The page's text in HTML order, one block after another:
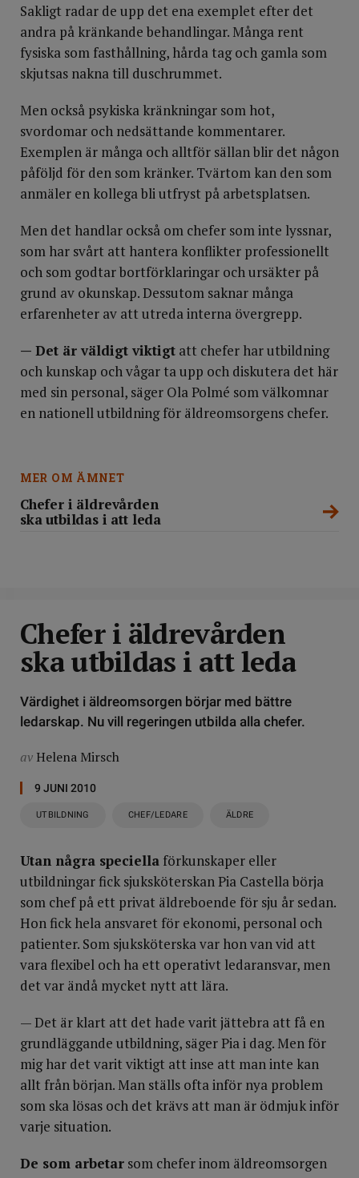
Sakligt radar de upp det ena exemplet efter det
andra på kränkande behandlingar. Många rent
fysiska som fasthållning, hårda tag och gamla som
skjutsas nakna till duschrummet.
Men också psykiska kränkningar som hot,
svordomar och nedsättande kommentarer.
Exemplen är många och alltför sällan blir det någon
påföljd för den som kränker. Tvärtom kan den som
anmäler en kollega bli utfryst på arbetsplatsen.
Men det handlar också om chefer som inte lyssnar,
som har svårt att hantera konflikter professionellt
och som godtar bortförklaringar och ursäkter på
grund av okunskap. Dessutom saknar många
erfarenheter av att utreda interna övergrepp.
— Det är väldigt viktigt att chefer har utbildning
och kunskap och vågar ta upp och diskutera det här
med sin personal, säger Ola Polmé som välkomnar
en nationell utbildning för äldreomsorgens chefer.
MER OM ÄMNET
Chefer i äldrevården
ska utbildas i att leda
Chefer i äldrevården
ska utbildas i att leda
Värdighet i äldreomsorgen börjar med bättre
ledarskap. Nu vill regeringen utbilda alla chefer.
av Helena Mirsch
9 JUNI 2010
UTBILDNING CHEF/LEDARE ÄLDRE
Utan några speciella förkunskaper eller
utbildningar fick sjuksköterskan Pia Castella börja
som chef på ett privat äldreboende för sju år sedan.
Hon fick hela ansvaret för ekonomi, personal och
patienter. Som sjuksköterska var hon van vid att
vara flexibel och ha ett operativt ledaransvar, men
det var ändå mycket nytt att lära.
— Det är klart att det hade varit jättebra att få en
grundläggande utbildning, säger Pia i dag. Men för
mig har det varit viktigt att inse att man inte kan
allt från början. Man ställs ofta inför nya problem
som ska lösas och det krävs att man är ödmjuk inför
varje situation.
De som arbetar som chefer inom äldreomsorgen